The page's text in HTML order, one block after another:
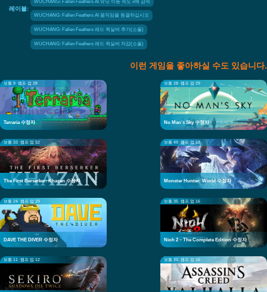
레이블:
WUCHANG: Fallen Feathers AI 움직임을 동결하십시오
WUCHANG: Fallen Feathers 레드 퀵실버 추가(소울)
WUCHANG: Fallen Feathers 레드 퀵실버 차감(소울)
이런 게임을 좋아하실 수도 있습니다.
보통 9 램프 업 28
Terraria 수정자
보통 28 램프 업 29
No Man's Sky 수정자
보통 33 램프 업 32
The First Berserker: Khazan 수정자
보통 49 램프 업 13
Monster Hunter: World 수정자
보통 24 램프 업 29
DAVE THE DIVER 수정자
보통 35 램프 업 16
Nioh 2 – The Complete Edition 수정자
보통 11 램프 업 12 보통 20 램프 업 16